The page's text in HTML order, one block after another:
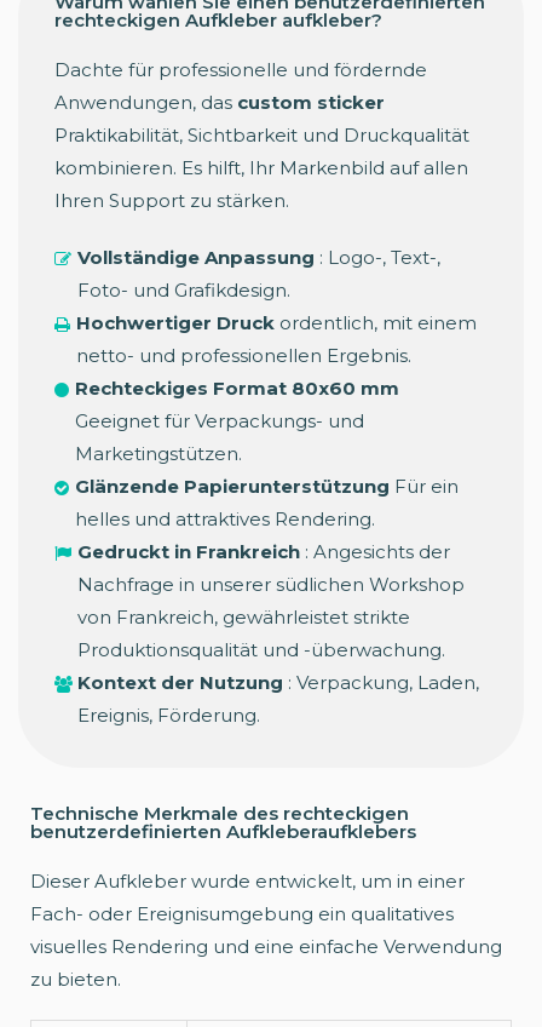
rechteckigen Aufkleber aufkleber?
Dachte für professionelle und fördernde
Anwendungen, das custom sticker
Praktikabilität, Sichtbarkeit und Druckqualität
kombinieren. Es hilft, Ihr Markenbild auf allen
Ihren Support zu stärken.
Vollständige Anpassung : Logo-, Text-,
Foto- und Grafikdesign.
Hochwertiger Druck ordentlich, mit einem
netto- und professionellen Ergebnis.
Rechteckiges Format 80x60 mm
Geeignet für Verpackungs- und
Marketingstützen.
Glänzende Papierunterstützung Für ein
helles und attraktives Rendering.
Gedruckt in Frankreich : Angesichts der
Nachfrage in unserer südlichen Workshop
von Frankreich, gewährleistet strikte
Produktionsqualität und -überwachung.
Kontext der Nutzung : Verpackung, Laden,
Ereignis, Förderung.
Technische Merkmale des rechteckigen
benutzerdefinierten Aufkleberaufklebers
Dieser Aufkleber wurde entwickelt, um in einer
Fach- oder Ereignisumgebung ein qualitatives
visuelles Rendering und eine einfache Verwendung
zu bieten.